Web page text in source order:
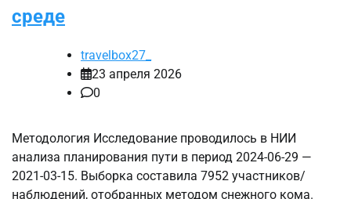
среде
travelbox27_
23 апреля 2026
0
Методология Исследование проводилось в НИИ
анализа планирования пути в период 2024-06-29 —
2021-03-15. Выборка составила 7952 участников/
наблюдений, отобранных методом снежного кома.